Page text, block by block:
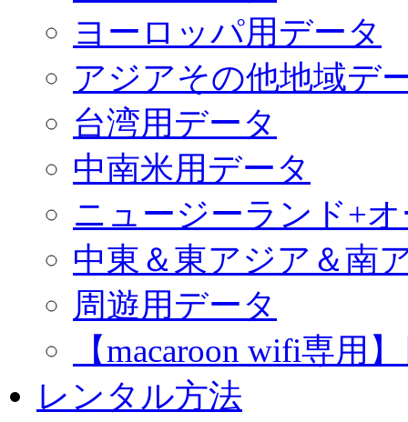
ヨーロッパ用データ
アジアその他地域デ
台湾用データ
中南米用データ
ニュージーランド+
中東＆東アジア＆南
周遊用データ
【macaroon wifi専用
レンタル方法